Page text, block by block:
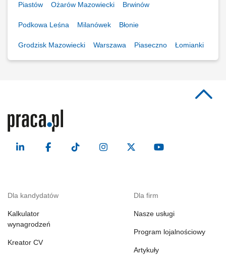
Piastów Ożarów Mazowiecki Brwinów
Podkowa Leśna Milanówek Błonie
Grodzisk Mazowiecki Warszawa Piaseczno Łomianki
Dla kandydatów
Kalkulator
wynagrodzeń
Kreator CV
Dla firm
Nasze usługi
Program lojalnościowy
Artykuły